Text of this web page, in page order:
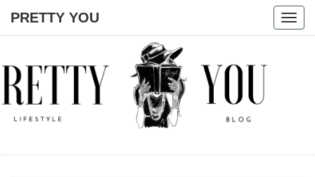
PRETTY YOU
PRETTY